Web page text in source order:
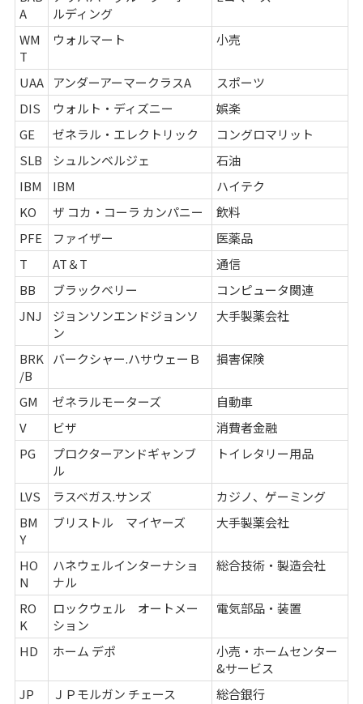
A
ルディング
WM
T
ウォルマート 小売
UAA アンダーアーマークラスA
スポーツ
DIS
ウォルト・ディズニー
娯楽
GE
ゼネラル・エレクトリック
コングロマリット
SLB
シュルンベルジェ
石油
IBM
IBM
ハイテク
KO
ザ コカ・コーラ カンパニー
飲料
PFE
ファイザー
医薬品
T
AT＆T
通信
BB
ブラックベリー
コンピュータ関連
JNJ
ジョンソンエンドジョンソ
ン
大手製薬会社
BRK
/B
バークシャー.ハサウェーＢ 損害保険
GM ゼネラルモーターズ
自動車
V
ビザ
消費者金融
PG
プロクターアンドギャンブ
ル
トイレタリー用品
LVS ラスベガス.サンズ
カジノ、ゲーミング
BM
Y
ブリストル マイヤーズ 大手製薬会社
HO
N
ハネウェルインターナショ
ナル
総合技術・製造会社
RO
K
ロックウェル オートメー
ション
電気部品・装置
HD ホーム デポ
小売・ホームセンター
&サービス
JP
ＪＰモルガン チェース 総合銀行